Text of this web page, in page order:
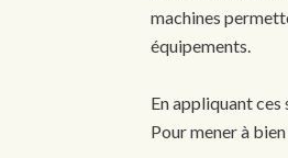
machines
équipements.
En appliquant
Pour mener à